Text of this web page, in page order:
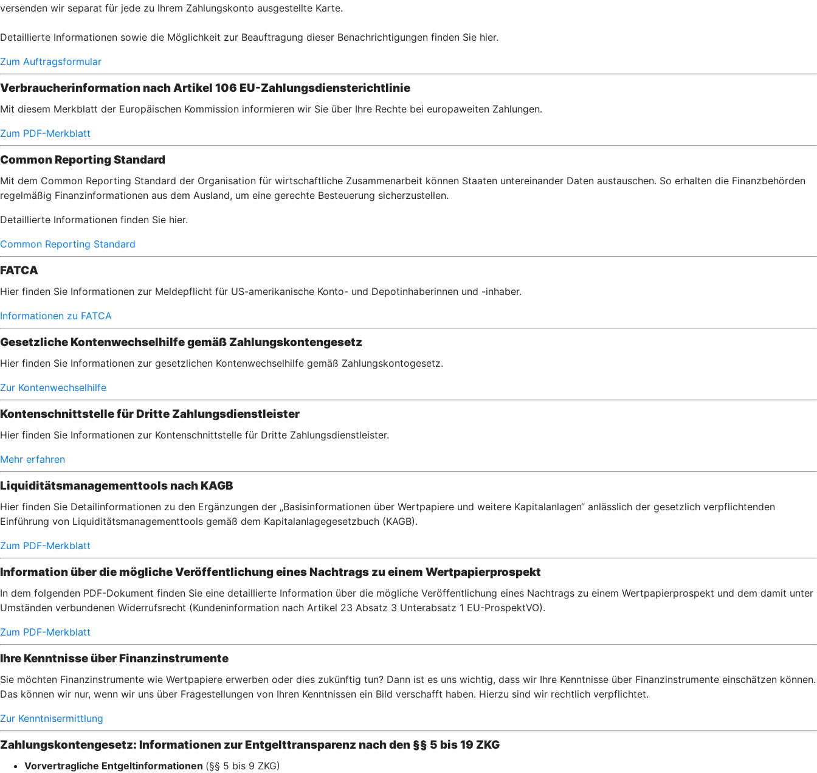
versenden wir separat für jede zu Ihrem Zahlungskonto ausgestellte Karte.
Detaillierte Informationen sowie die Möglichkeit zur Beauftragung dieser Benachrichtigungen finden Sie hier.
Zum Auftragsformular
Verbraucherinformation nach Artikel 106 EU-Zahlungsdiensterichtlinie
Mit diesem Merkblatt der Europäischen Kommission informieren wir Sie über Ihre Rechte bei europaweiten Zahlungen.
Zum PDF-Merkblatt
Common Reporting Standard
Mit dem Common Reporting Standard der Organisation für wirtschaftliche Zusammenarbeit können Staaten untereinander Daten austauschen. So erhalten die Finanzbehörden
regelmäßig Finanzinformationen aus dem Ausland, um eine gerechte Besteuerung sicherzustellen.
Detaillierte Informationen finden Sie hier.
Common Reporting Standard
FATCA
Hier finden Sie Informationen zur Meldepflicht für US-amerikanische Konto- und Depotinhaberinnen und -inhaber.
Informationen zu FATCA
Gesetzliche Kontenwechselhilfe gemäß Zahlungskontengesetz
Hier finden Sie Informationen zur gesetzlichen Kontenwechselhilfe gemäß Zahlungskontogesetz.
Zur Kontenwechselhilfe
Kontenschnittstelle für Dritte Zahlungsdienstleister
Hier finden Sie Informationen zur Kontenschnittstelle für Dritte Zahlungsdienstleister.
Mehr erfahren
Liquiditätsmanagementtools nach KAGB
Hier finden Sie Detailinformationen zu den Ergänzungen der „Basisinformationen über Wertpapiere und weitere Kapitalanlagen“ anlässlich der gesetzlich verpflichtenden
Einführung von Liquiditätsmanagementtools gemäß dem Kapitalanlagegesetzbuch (KAGB).
Zum PDF-Merkblatt
Information über die mögliche Veröffentlichung eines Nachtrags zu einem Wertpapierprospekt
In dem folgenden PDF-Dokument finden Sie eine detaillierte Information über die mögliche Veröffentlichung eines Nachtrags zu einem Wertpapierprospekt und dem damit unter
Umständen verbundenen Widerrufsrecht (Kundeninformation nach Artikel 23 Absatz 3 Unterabsatz 1 EU-ProspektVO).
Zum PDF-Merkblatt
Ihre Kenntnisse über Finanzinstrumente
Sie möchten Finanzinstrumente wie Wertpapiere erwerben oder dies zukünftig tun? Dann ist es uns wichtig, dass wir Ihre Kenntnisse über Finanzinstrumente einschätzen können.
Das können wir nur, wenn wir uns über Fragestellungen von Ihren Kenntnissen ein Bild verschafft haben. Hierzu sind wir rechtlich verpflichtet.
Zur Kenntnisermittlung
Zahlungskontengesetz: Informationen zur Entgelttransparenz nach den §§ 5 bis 19 ZKG
Vorvertragliche Entgeltinformationen (§§ 5 bis 9 ZKG)